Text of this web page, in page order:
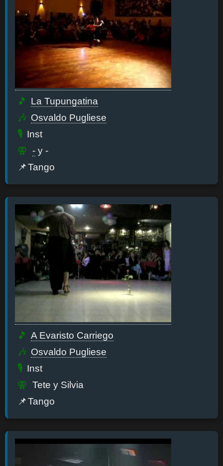
La Tupungatina
Osvaldo Pugliese
Inst
- y -
Tango
A Evaristo Carriego
Osvaldo Pugliese
Inst
Tete y Silvia
Tango